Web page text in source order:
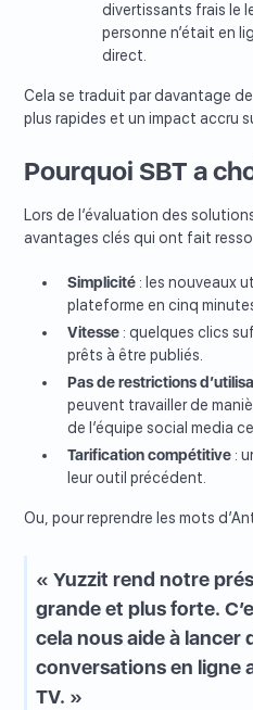
divertissants frais le
personne n’était en
direct.
Cela se traduit par davantage
plus rapides et un impact accru
Pourquoi SBT a
Lors de l’évaluation des
avantages clés qui ont fait
Simplicité : les nouveaux
plateforme en cinq
Vitesse : quelques clics
prêts à être publiés.
Pas de restrictions
peuvent travailler de
de l’équipe social media
Tarification compétitive :
leur outil précédent.
Ou, pour reprendre les mots
« Yuzzit rend notre
grande et plus forte.
cela nous aide à lancer
conversations en ligne
TV. »